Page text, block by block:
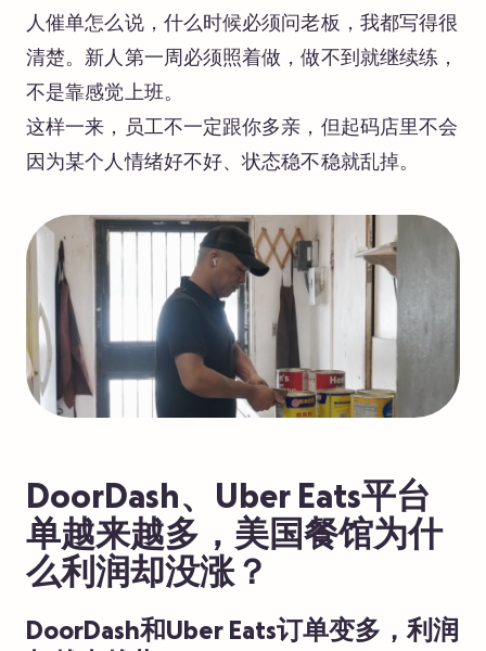
人催单怎么说，什么时候必须问老板，我都写得很
清楚。新人第一周必须照着做，做不到就继续练，
不是靠感觉上班。
这样一来，员工不一定跟你多亲，但起码店里不会
因为某个人情绪好不好、状态稳不稳就乱掉。
DoorDash、Uber Eats平台
单越来越多，美国餐馆为什
么利润却没涨？
DoorDash和Uber Eats订单变多，利润